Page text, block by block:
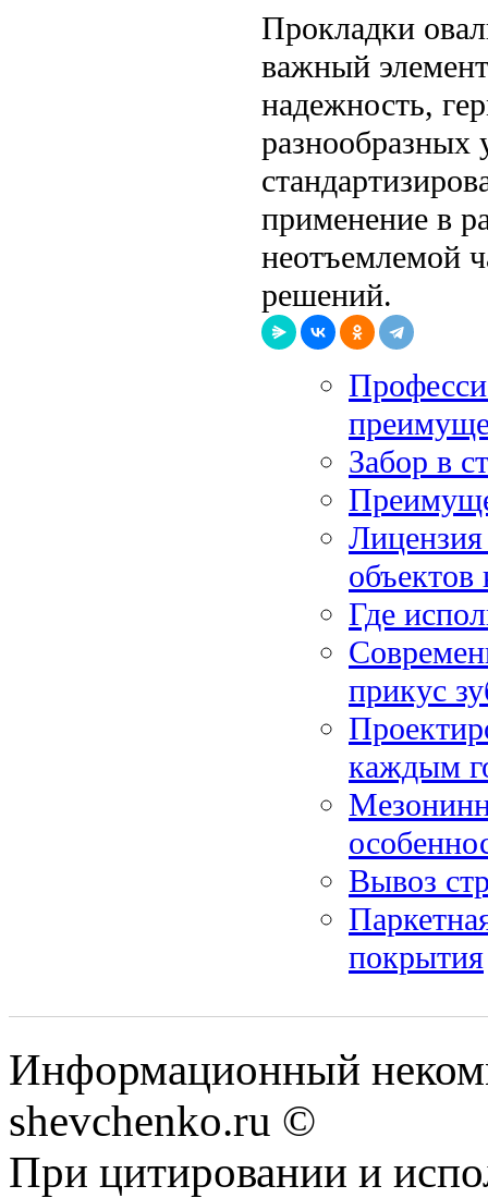
Прокладки
важный
надежность,
разнообразных
применение в
неотъемлемой
решений.
Забор в
объектов
Где
прикус
каждым
Вывоз
покрытия
Информационный
shevchenko.ru ©
При цитировании и